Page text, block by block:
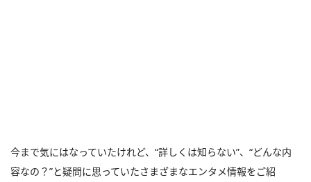
今まで気にはなっていたけれど、“詳しくは知らない”、“どんな内
容なの？”と疑問に思っていたさまざまなエンタメ情報をご紹